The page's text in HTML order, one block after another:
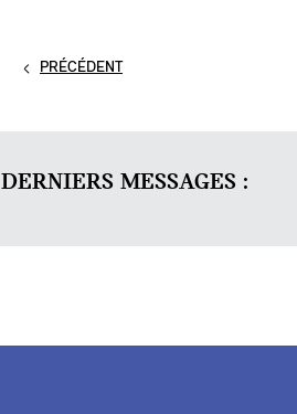
PRÉCÉDENT
DERNIERS MESSAGES :